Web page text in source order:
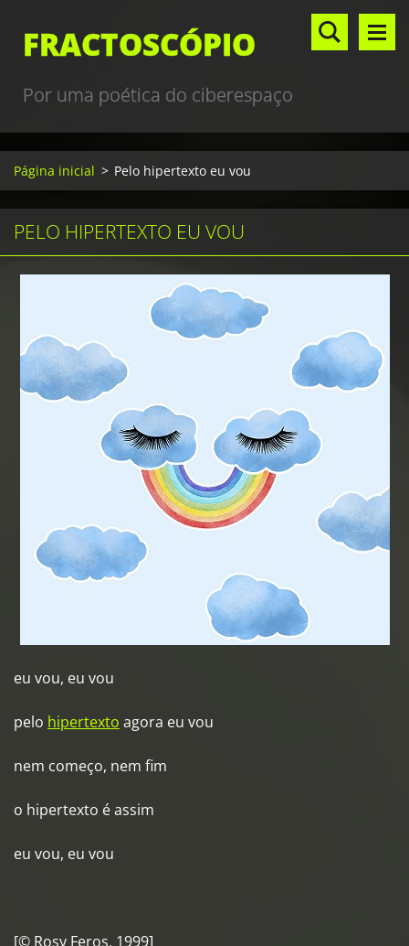
FRACTOSCÓPIO
Por uma poética do ciberespaço
Página inicial > Pelo hipertexto eu vou
PELO HIPERTEXTO EU VOU
eu vou, eu vou
pelo hipertexto agora eu vou
nem começo, nem fim
o hipertexto é assim
eu vou, eu vou
[© Rosy Feros, 1999]